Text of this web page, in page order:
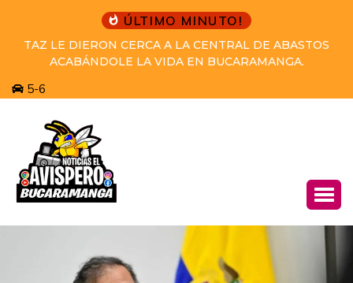
ÚLTIMO MINUTO!
PRETENDÍA HUIR A VENEZUELA DESPUÉS DE
COMETER EL HOMICIDIO Y EL GRUPO DE CAPTURAS